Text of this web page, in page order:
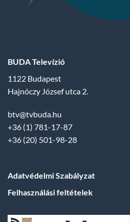
BUDA Televízió
1122 Budapest
Hajnóczy József utca 2.
btv@tvbuda.hu
+36 (1) 781-17-87
+36 (20) 501-98-28
Adatvédelmi Szabályzat
Felhasználási feltételek